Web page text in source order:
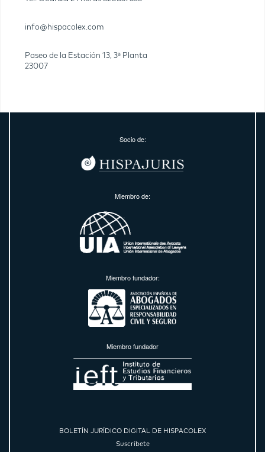
info@hispacolex.com
Paseo de la Estación 13, 3ª Planta
23007
Socio de:
Miembro de:
Miembro fundador:
Miembro fundador
BOLETÍN JURÍDICO DIGITAL DE HISPACOLEX
Suscríbete